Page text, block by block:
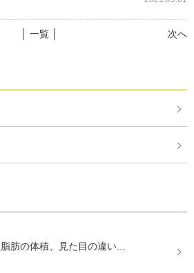
次へ
│ 一覧 │
肪の体積、見た目の違い...